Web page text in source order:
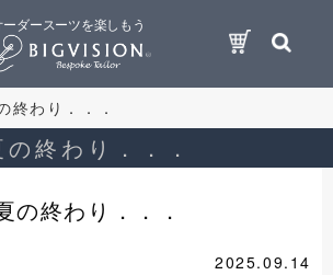
ーダースーツを楽しもう
終わり．．．
の終わり．．．
の終わり．．．
2025.09.14